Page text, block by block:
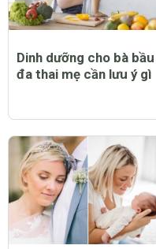
Dinh dưỡng cho bà bầu
đa thai mẹ cần lưu ý gì